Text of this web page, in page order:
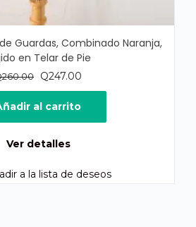
Guardas, Combinado Naranja,
en Telar de Pie
260.00
El
precio
original
era:
Q247.00
precio
es:
al carrito
Ver detalles
a la lista de deseos